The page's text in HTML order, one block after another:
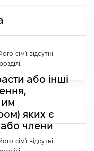
сім'ї відсутні
або інші
яких є
або члени
сім'ї відсутні